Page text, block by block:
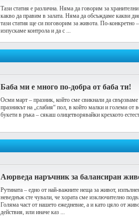
Тази статия е различна. Няма да говорим за
какво да правим в залата. Няма да обсъждаме какви
тази статия ще си поговорим за живота. По-конкретно
изпускаме контрола и да с ...
Баба ми е много по-добра от баба ти!
Осми март – празник, който сме свикнали да
празникът на „слабия“ пол, в който малки и големи от
букети в ръка – сякаш олицетворявайки крехкото
Аюрведа наръчник за балансиран
Рутината – едно от най-важните неща за живот,
неведнъж сте чували, че хората сме изключително
Голяма част от нашето ежедневие, а и като цяло от
действия, или иначе каз ...